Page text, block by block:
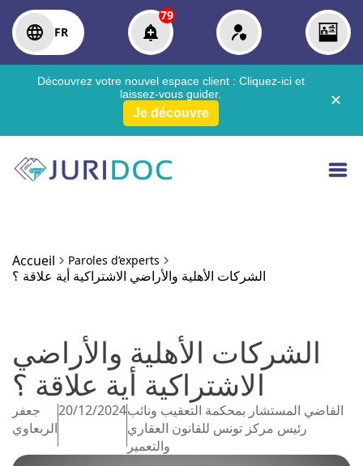
FR
79
Découvrez votre nouvel espace client : Cliquez-ici et
laissez-vous guider.
Je découvre
✕
Accueil Paroles d’experts
الشركات الأهلية والأراضي الاشتراكية أية علاقة ؟
الشركات الأهلية والأراضي
الاشتراكية أية علاقة ؟
جعفر
الربعاوي
20/12/2024القاضي المستشار بمحكمة التعقيب ونائب
رئيس مركز تونس للقانون العقاري
والتعمير